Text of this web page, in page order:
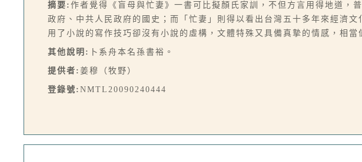
摘要: 作者覺得《盲母與忙妻》一書可比擬顏氏家訓，不但方言用得地道，
政府、中共人民政府的國史；而「忙妻」則得以看出台灣五十多年來經濟
用了小說的寫作技巧卻沒有小說的虛構，文體特殊又具備真摯的情感，相當
其他說明: 卜系舟本名孫書裕。
提供者: 姜穆（牧野）
登錄號: NMTL20090240444